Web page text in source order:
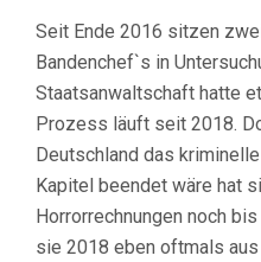
Seit Ende 2016 sitzen
Bandenchef`s in
Staatsanwaltschaft hatte
Prozess läuft seit 2018.
Deutschland das
Kapitel beendet wäre hat
Horrorrechnungen noch
sie 2018 eben oftmals aus